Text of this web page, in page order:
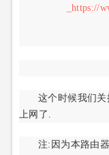
这个时候我们
上网了.
注:因为本路由